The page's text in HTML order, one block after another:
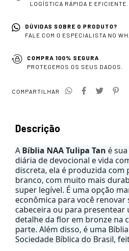
LOGÍSTICA RÁPIDA E EFICIENTE.
DÚVIDAS SOBRE O PRODUTO?
FALE COM O ESPECIALISTA NO
COMPRA 100% SEGURA
PROTEGEMOS OS SEUS DADOS.
COMPARTILHAR
Descrição
A Bíblia NAA Tulipa Tan é
diária de devocional e vida
discreta, ela é produzida com
branco, com muito mais
super legível. É uma opção
econômica para você renovar
cabeceira ou para presentear
detalhe da flor em bronze na
parte. Além disso, é uma
Sociedade Bíblica do Brasil,